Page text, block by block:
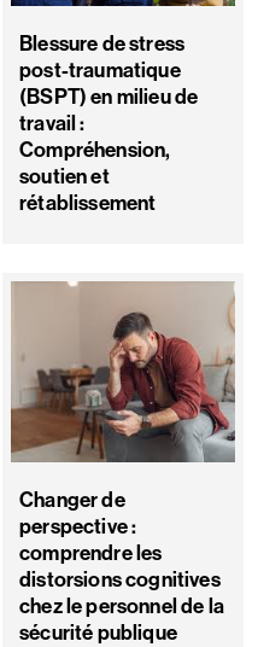
Blessure de stress
post-traumatique
(BSPT) en milieu de
travail :
Compréhension,
soutien et
rétablissement
Changer de
perspective :
comprendre les
distorsions cognitives
chez le personnel de la
sécurité publique